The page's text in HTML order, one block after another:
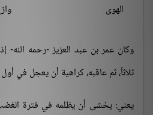
الهوى
وكان عمر بن عبد العزيز -رحمه الله-
ثلاثاً، ثم عاقبه، كراهية أن يعجل في
يعني: يخشى أن يظلمه في فترة